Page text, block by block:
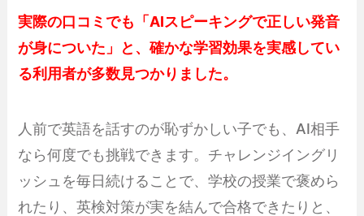
実際の口コミでも「AIスピーキングで正しい発音
が身についた」と、確かな学習効果を実感してい
る利用者が多数見つかりました。
人前で英語を話すのが恥ずかしい子でも、AI相手
なら何度でも挑戦できます。チャレンジイングリ
ッシュを毎日続けることで、学校の授業で褒めら
れたり、英検対策が実を結んで合格できたりと、